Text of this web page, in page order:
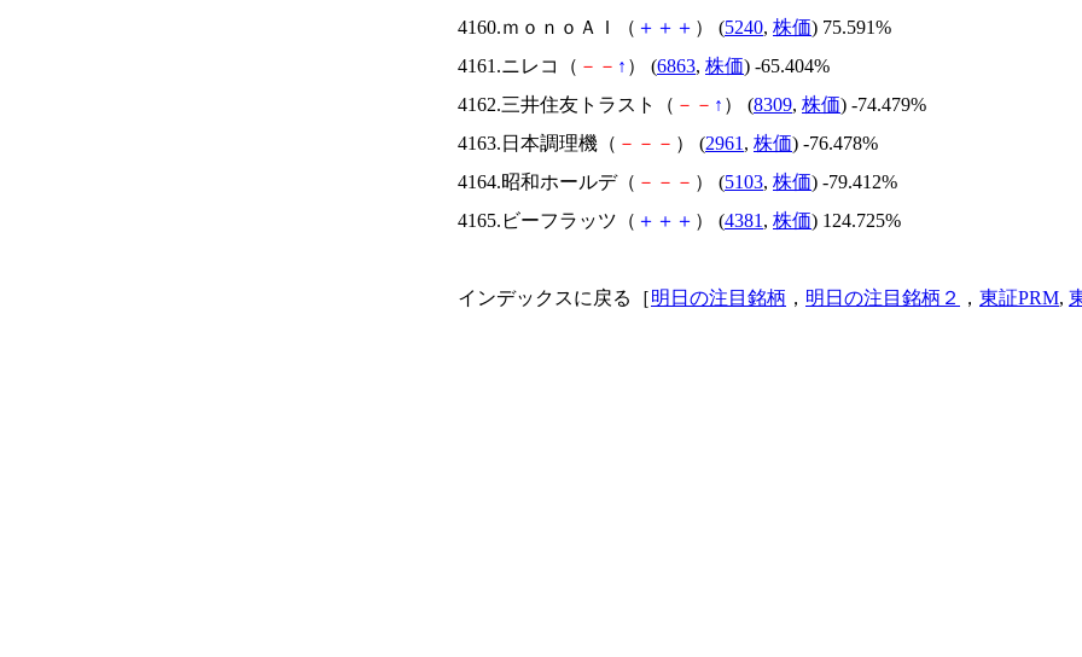
4160.ｍｏｎｏＡＩ（ ＋ ＋ ＋ ） (5240, 株価) 75.591%
4161.ニレコ（ － － ↑ ） (6863, 株価) -65.404%
4162.三井住友トラスト（ － － ↑ ） (8309, 株価) -74.479%
4163.日本調理機（ － － － ） (2961 , 株価) -76.478%
4164.昭和ホールデ（ － － － ） (5103, 株価) -79.412%
4165.ビーフラッツ（ ＋ ＋ ＋ ） (4381 , 株価) 124.725%
インデックスに戻る［明日の注目銘柄 ， 明日の注目銘柄２ ， 東証PRM,